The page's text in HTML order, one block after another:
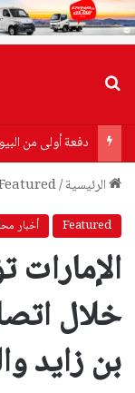
الرئيسية/
Featured أخبار
الإمارات
خلال
بن زايد